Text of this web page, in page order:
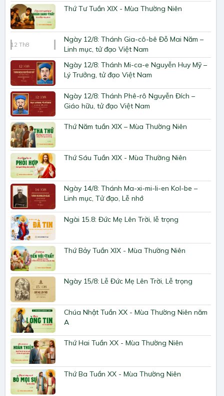
Thứ Tư Tuần XIX - Mùa Thường Niên
12 Th8
Ngày 12/8: Thánh Gia-cô-bê Đỗ Mai Năm –
Linh mục, tử đạo Việt Nam
Ngày 12/8: Thánh Mi-ca-e Nguyễn Huy Mỹ –
Lý Trưởng, tử đạo Việt Nam
Ngày 12/8: Thánh Phê-rô Nguyễn Đích –
Giáo hữu, tử đạo Việt Nam
Thứ Năm tuần XIX – Mùa Thường Niên
Thứ Sáu Tuần XIX - Mùa Thường Niên
Ngày 14/8: Thánh Ma-xi-mi-li-en Kol-be –
Linh mục, Tử đạo, Lễ nhớ
Ngài 15.8: Đức Mẹ Lên Trời, lễ trọng
Thứ Bảy Tuần XIX - Mùa Thường Niên
Ngày 15/8: Lễ Đức Mẹ Lên Trời, Lễ trọng
Chúa Nhật Tuần XX - Mùa Thường Niên năm
A
Thứ Hai Tuần XX - Mùa Thường Niên
Thứ Ba Tuần XX - Mùa Thường Niên